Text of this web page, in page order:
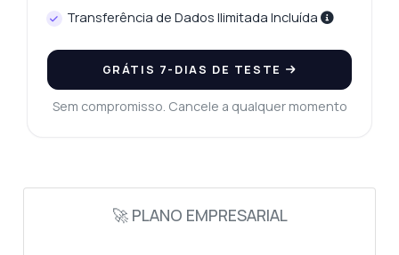
Transferência de Dados Ilimitada Incluída
GRÁTIS 7-DIAS DE TESTE
Sem compromisso. Cancele a qualquer momento
🚀 PLANO EMPRESARIAL